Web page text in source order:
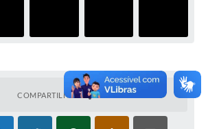
COMPARTILHAR